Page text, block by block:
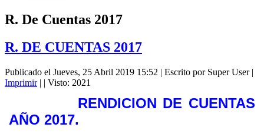
R. De Cuentas 2017
R. DE CUENTAS 2017
Publicado el Jueves, 25 Abril 2019 15:52 | Escrito por Super User|
Imprimir| | Visto: 2021
RENDICION DE CUENTAS
AÑO 2017.